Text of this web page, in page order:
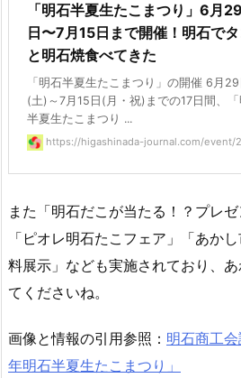
「明石半夏生たこまつり」6月29
日〜7月15日まで開催！明石で
と明石焼食べてきた
「明石半夏生たこまつり」の開催 6月29
(土)～7月15日(月・祝)までの17日間、
半夏生たこまつり ...
https://higashinada-journal.com/event/
また「明石だこが当たる！？プレゼ
「ピオレ明石たこフェア」「あか
料展示」なども実施されており、
てくださいね。
画像と情報の引用参照： 明石商工
年明石半夏生たこまつり」